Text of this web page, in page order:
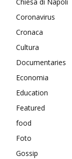
Coronavirus
Cronaca
Cultura
Documentaries
Economia
Education
Featured
food
Foto
Gossip